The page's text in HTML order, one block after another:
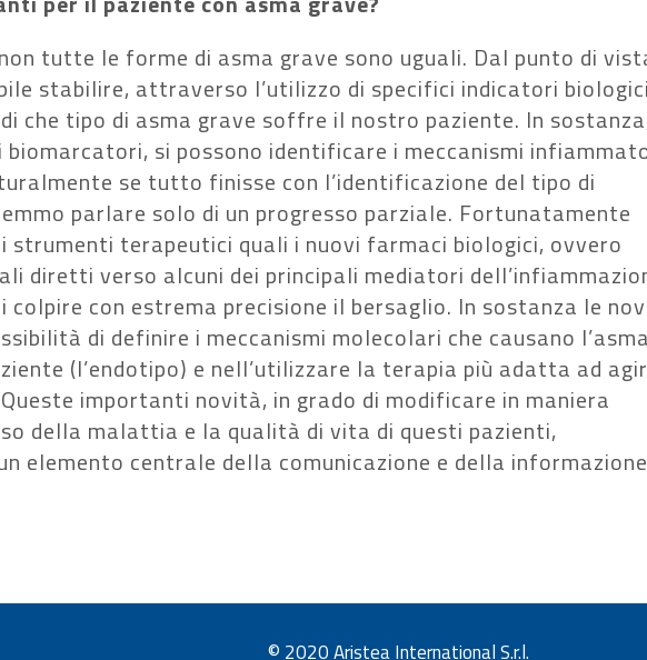
tutte le forme di asma grave sono uguali. Dal punto di
stabilire, attraverso l’utilizzo di specifici indicatori biologici
che tipo di asma grave soffre il nostro paziente. In
biomarcatori, si possono identificare i meccanismi
se tutto finisse con l’identificazione del tipo di
parlare solo di un progresso parziale. Fortunatamente
strumenti terapeutici quali i nuovi farmaci biologici, ovvero
diretti verso alcuni dei principali mediatori
colpire con estrema precisione il bersaglio. In sostanza le
di definire i meccanismi molecolari che causano l’asma
(l’endotipo) e nell’utilizzare la terapia più adatta ad
importanti novità, in grado di modificare in maniera
della malattia e la qualità di vita di questi pazienti,
elemento centrale della comunicazione e della
© 2020 Aristea International S.r.l.